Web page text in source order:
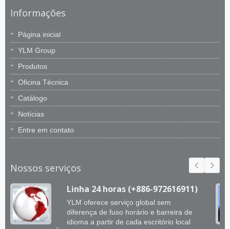
Informações
Página inicial
YLM Group
Produtos
Oficina Técnica
Catálogo
Notícias
Entre em contato
Nossos serviços
Linha 24 horas (+886-972616911)
YLM oferece serviço global sem
diferença de fuso horário e barreira de
idioma a partir de cada escritório local